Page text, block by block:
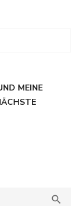
MEINE
